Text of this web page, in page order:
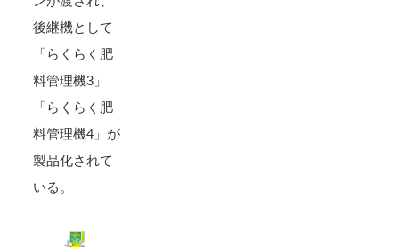
後継機として
「らくらく肥
料管理機3」
「らくらく肥
料管理機4」が
製品化されて
いる。